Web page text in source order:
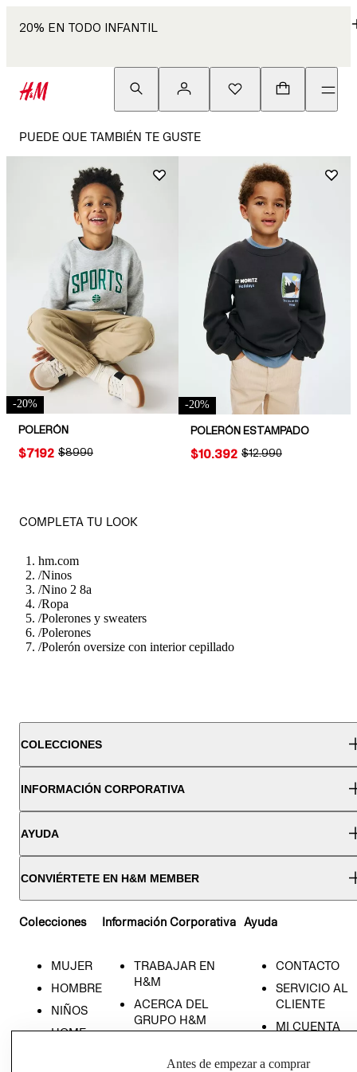
20% EN TODO INFANTIL
PUEDE QUE TAMBIÉN TE GUSTE
-20%
POLERÓN
ORIGINAL PRICE:
$8990
PRICE:
$7192
-20%
POLERÓN ESTAMPADO
ORIGINAL PRICE:
$12.990
PRICE:
$10.392
COMPLETA TU LOOK
hm.com
/Ninos
/Nino 2 8a
/Ropa
/Polerones y sweaters
/Polerones
/Polerón oversize con interior cepillado
COLECCIONES
INFORMACIÓN CORPORATIVA
AYUDA
CONVIÉRTETE EN H&M MEMBER
Colecciones
MUJER
HOMBRE
NIÑOS
HOME
Información Corporativa
TRABAJAR EN
H&M
ACERCA DEL
GRUPO H&M
SOCIAL
Ayuda
CONTACTO
SERVICIO AL
CLIENTE
MI CUENTA
TIENDAS
Antes de empezar a comprar